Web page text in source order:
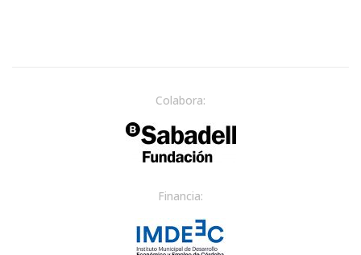
Colabora:
Financia: